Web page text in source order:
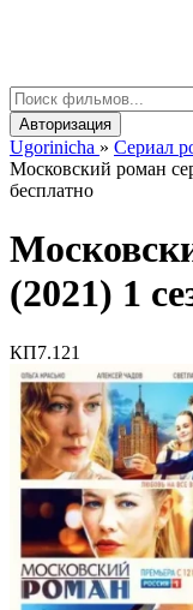
Авторизация
Ugorinicha » Сериал
Московский роман
бесплатно
(2021) 1
КП7.121